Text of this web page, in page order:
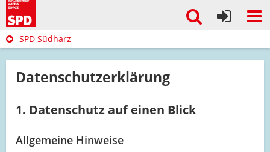
SPD Südharz
Datenschutzerklärung
1. Datenschutz auf einen Blick
Allgemeine Hinweise